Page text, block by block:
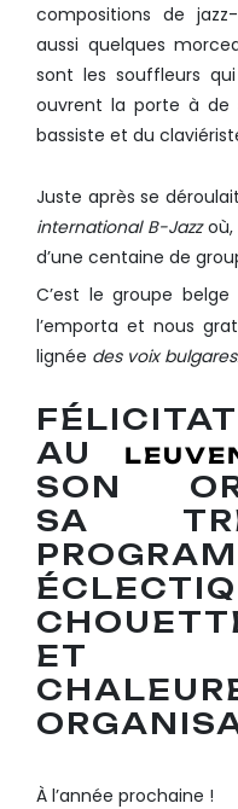
compositions de
aussi quelques
sont les souffleurs
ouvrent la porte à de
bassiste et du
Juste après se
international B-Jazz
d’une centaine de
C’est le groupe
l’emporta et nous
lignée des voix
AU
SON
SA
ET
À l’année prochaine !